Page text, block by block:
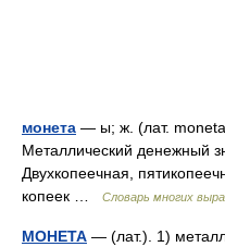
монета — ы; ж. (лат.
Металлический денежный
Двухкопеечная,
копеек …
Словарь многих
МОНЕТА — (лат.). 1)